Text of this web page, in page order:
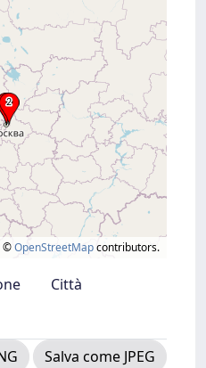
©OpenStreetMapcontributors.
Città
Salva come JPEG